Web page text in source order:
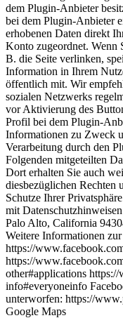
dem Plugin-Anbieter
bei dem Plugin-Anbieter
erhobenen Daten direkt
Konto zugeordnet. Wenn
B. die Seite verlinken,
Information in Ihrem
öffentlich mit. Wir
sozialen Netzwerks
vor Aktivierung des
Profil bei dem Plugin-
Informationen zu Zweck
Verarbeitung durch den
Folgenden mitgeteilten
Dort erhalten Sie auch
diesbezüglichen Rechten
Schutze Ihrer
mit
Palo Alto, California
Weitere Informationen
https://
https://
other#applications
info#everyoneinfo
unterworfen: https://
Google Maps